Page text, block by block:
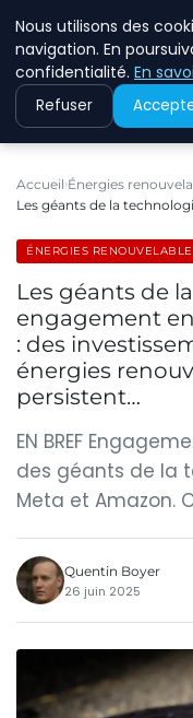
Accueil Énergies
Les géants de la
ÉNERGIES
Les géants de
engagement
: des
énergies
persistent…
EN BREF
des géants de la
Meta et Amazon.
Quentin Boyer
26 juin 2025
Nous utilisons des
navigation. En
confidentialité. En
Refuser